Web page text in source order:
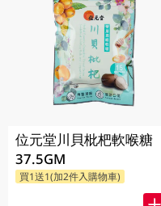
位元堂川貝枇杷軟喉糖
37.5GM
買1送1(加2件入購物車)